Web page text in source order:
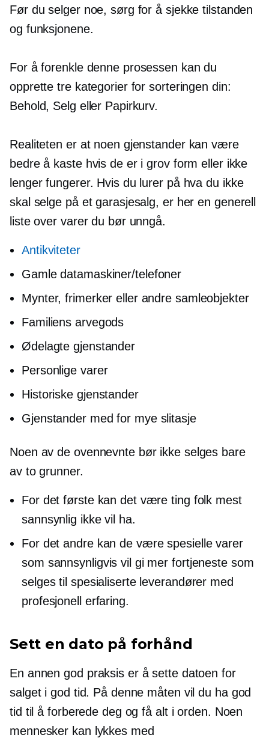
Før du selger noe, sørg for å sjekke tilstanden
og funksjonene.
For å forenkle denne prosessen kan du
opprette tre kategorier for sorteringen din:
Behold, Selg eller Papirkurv.
Realiteten er at noen gjenstander kan være
bedre å kaste hvis de er i grov form eller ikke
lenger fungerer. Hvis du lurer på hva du ikke
skal selge på et garasjesalg, er her en generell
liste over varer du bør unngå.
Antikviteter
Gamle datamaskiner/telefoner
Mynter, frimerker eller andre samleobjekter
Familiens arvegods
Ødelagte gjenstander
Personlige varer
Historiske gjenstander
Gjenstander med for mye slitasje
Noen av de ovennevnte bør ikke selges bare
av to grunner.
For det første kan det være ting folk mest
sannsynlig ikke vil ha.
For det andre kan de være spesielle varer
som sannsynligvis vil gi mer fortjeneste som
selges til spesialiserte leverandører med
profesjonell erfaring.
Sett en dato på forhånd
En annen god praksis er å sette datoen for
salget i god tid. På denne måten vil du ha god
tid til å forberede deg og få alt i orden. Noen
mennesker kan lykkes med